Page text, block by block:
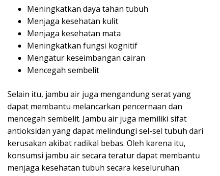
Meningkatkan daya tahan tubuh
Menjaga kesehatan kulit
Menjaga kesehatan mata
Meningkatkan fungsi kognitif
Mengatur keseimbangan cairan
Mencegah sembelit
Selain itu, jambu air juga mengandung serat yang
dapat membantu melancarkan pencernaan dan
mencegah sembelit. Jambu air juga memiliki sifat
antioksidan yang dapat melindungi sel-sel tubuh dari
kerusakan akibat radikal bebas. Oleh karena itu,
konsumsi jambu air secara teratur dapat membantu
menjaga kesehatan tubuh secara keseluruhan.